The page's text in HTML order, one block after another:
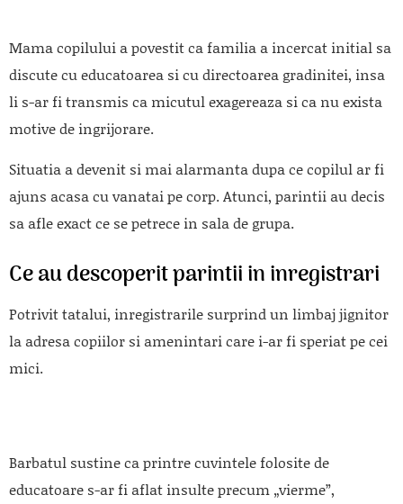
Mama copilului a povestit ca familia a incercat initial sa
discute cu educatoarea si cu directoarea gradinitei, insa
li s-ar fi transmis ca micutul exagereaza si ca nu exista
motive de ingrijorare.
Situatia a devenit si mai alarmanta dupa ce copilul ar fi
ajuns acasa cu vanatai pe corp. Atunci, parintii au decis
sa afle exact ce se petrece in sala de grupa.
Ce au descoperit parintii in inregistrari
Potrivit tatalui, inregistrarile surprind un limbaj jignitor
la adresa copiilor si amenintari care i-ar fi speriat pe cei
mici.
Barbatul sustine ca printre cuvintele folosite de
educatoare s-ar fi aflat insulte precum „vierme”,